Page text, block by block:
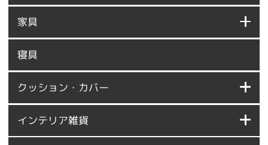
家具
寝具
クッション・カバー
インテリア雑貨